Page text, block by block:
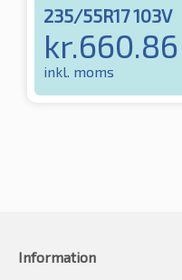
235/55R17 103V
kr.660.86
inkl. moms
Information